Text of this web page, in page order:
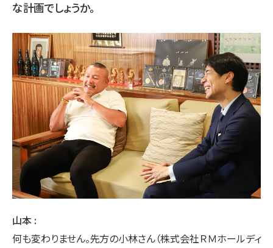
な計画でしょうか。
山本
何も変わりません。先方の小林さん（株式会社ＲＭホールディ